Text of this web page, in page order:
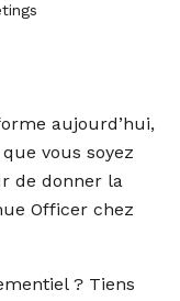
aujourd’hui,
vous soyez
de donner la
Officer chez
? Tiens